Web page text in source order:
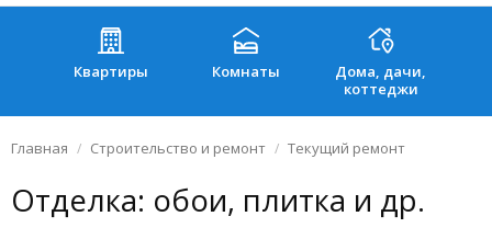
Квартиры Комнаты
Дома, дачи,
коттеджи
Главная Строительство и ремонт Текущий ремонт
Отделка: обои, плитка и др.